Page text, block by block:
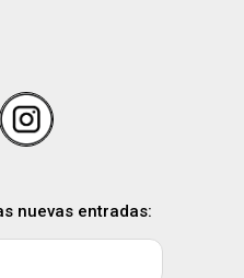
nuevas entradas: